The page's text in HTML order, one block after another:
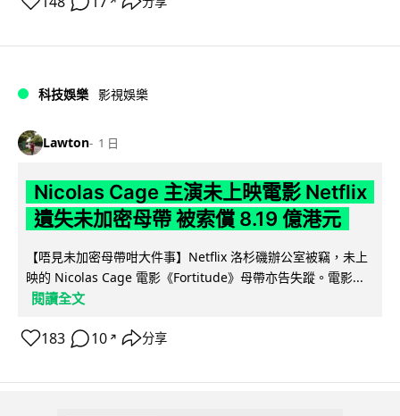
科技娛樂 影視娛樂
Lawton 1 日
Nicolas Cage 主演未上映電影 Netflix
遺失未加密母帶 被索償 8.19 億港元
【唔見未加密母帶咁大件事】Netflix 洛杉磯辦公室被竊，未上
映的 Nicolas Cage 電影《Fortitude》母帶亦告失蹤。電影...
閱讀全文
183 10 ↗ 分享